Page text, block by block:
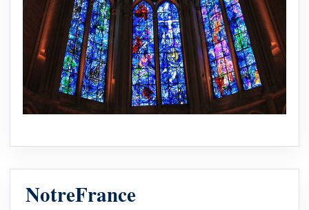
NotreFrance